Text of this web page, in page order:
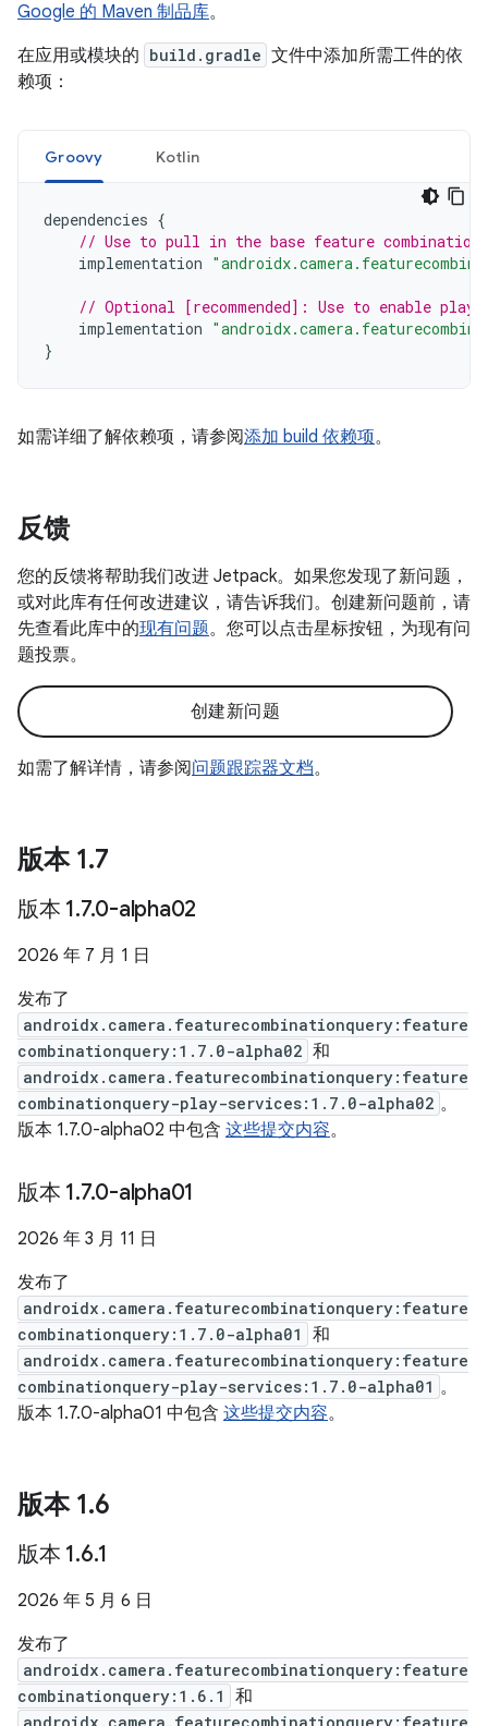
Google 的 Maven 制品库。
在应用或模块的 build.gradle 文件中添加所需工件的依
赖项：
Groovy Kotlin
dependencies {
// Use to pull in the base feature
implementation
// Optional [recommended]: Use to enable
implementation
}
如需详细了解依赖项，请参阅添加 build 依赖项。
反馈
您的反馈将帮助我们改进 Jetpack。如果您发现了新问题，
或对此库有任何改进建议，请告诉我们。创建新问题前，请
先查看此库中的现有问题。您可以点击星标按钮，为现有问
题投票。
创建新问题
如需了解详情，请参阅问题跟踪器文档。
版本 1.7
版本 1.7.0-alpha02
2026 年 7 月 1 日
发布了
androidx.camera.featurecombinationquery:feature
combinationquery:1.7.0-alpha02 和
androidx.camera.featurecombinationquery:feature
combinationquery-play-services:1.7.0-alpha02 。
版本 1.7.0-alpha02 中包含 这些提交内容。
版本 1.7.0-alpha01
2026 年 3 月 11 日
发布了
androidx.camera.featurecombinationquery:feature
combinationquery:1.7.0-alpha01
和
androidx.camera.featurecombinationquery:feature
combinationquery-play-services:1.7.0-alpha01 。
版本 1.7.0-alpha01 中包含 这些提交内容。
版本 1.6
版本 1.6.1
2026 年 5 月 6 日
发布了
androidx.camera.featurecombinationquery:feature
combinationquery:1.6.1
和